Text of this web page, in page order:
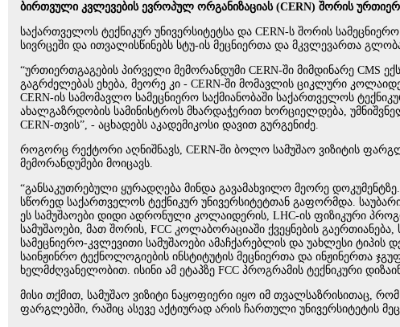
ბირთვული კვლევების ევროპულ ორგანიზაციას (CERN) შორის
საქართველოს ტექნიკურ უნივერსიტეტსა და CERN-ს შორის
სივრცეში და ითვალისწინებს სტუ-ის მეცნიერთა და მკვლევართა
“ურთიერთგაგების პირველი მემორანდუმი CERN-ში მიმდინარე CMS
გაგრძელებას ეხება, მეორე კი - CERN-ში მომავლის ციკლური
CERN-ის სამომავლო სამეცნიერო საქმიანობაში საქართველოს
ახალგაზრდობის სამინისტროს მხარდაჭერით ხორციელდება,
CERN-თვის”, - აცხადებს აკადემიკოსი დავით გურგენიძე.
როგორც რექტორი აღნიშნავს, CERN-ში ბოლო სამუშაო ვიზიტის
მემორანდუმები მოიცავს.
“განსაკუთრებული ყურადღება მინდა გავამახვილო მეორე
სწორედ საქართველოს ტექნიკურ უნივერსიტეტთან გაფორმდა.
ეს სამუშაოები დიდი ადრონული კოლაიდერის, LHC-ის ფიზიკური
სამუშაოები, მათ შორის, FCC კოლაბორაციაში ქვეყნების
სამეცნიერო-კვლევითი სამუშაოები ამაჩქარებლის და უახლესი ტიპის
საინჟინრო ტექნოლოგიების ინსტიტუტის მეცნიერთა და ინჟინერთა
ხელმძღვანელობით. ისინი ამ ეტაპზე FCC პროგრამის ტექნიკური
მისი თქმით, სამუშაო ვიზიტი ნაყოფიერი იყო იმ თვალსაზრისითაც,
ფარგლებში, რაშიც ასევე აქტიურად არის ჩართული უნივერსიტეტის